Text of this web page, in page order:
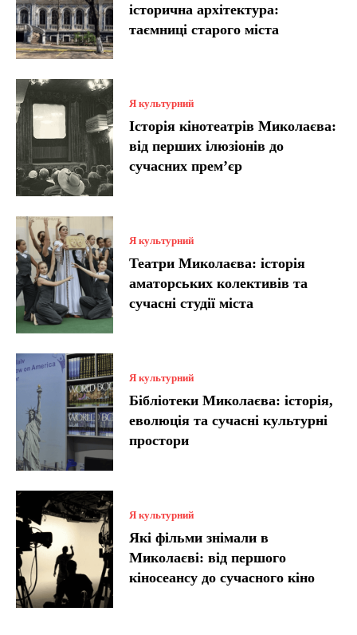
історична архітектура:
таємниці старого міста
Я культурний
Історія кінотеатрів Миколаєва:
від перших ілюзіонів до
сучасних прем’єр
Я культурний
Театри Миколаєва: історія
аматорських колективів та
сучасні студії міста
Я культурний
Бібліотеки Миколаєва: історія,
еволюція та сучасні культурні
простори
Я культурний
Які фільми знімали в
Миколаєві: від першого
кіносеансу до сучасного кіно